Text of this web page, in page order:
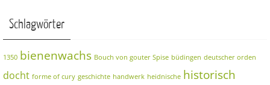
Schlagwörter
1350 bienenwachs Bouch von gouter Spise büdingen deutscher orden
docht forme of cury geschichte handwerk heidnische historisch